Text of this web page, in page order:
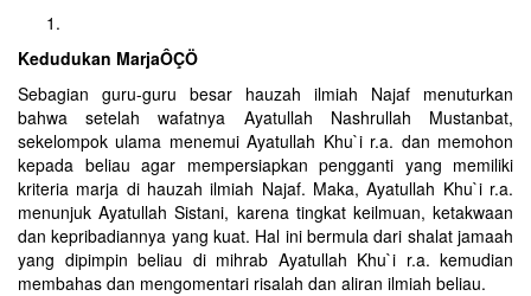
Kedudukan MarjaÔÇÖ
Sebagian guru-guru besar hauzah ilmiah Najaf menuturkan
bahwa setelah wafatnya Ayatullah Nashrullah Mustanbat,
sekelompok ulama menemui Ayatullah Khu`i r.a. dan memohon
kepada beliau agar mempersiapkan pengganti yang memiliki
kriteria marja di hauzah ilmiah Najaf. Maka, Ayatullah Khu`i r.a.
menunjuk Ayatullah Sistani, karena tingkat keilmuan, ketakwaan
dan kepribadiannya yang kuat. Hal ini bermula dari shalat jamaah
yang dipimpin beliau di mihrab Ayatullah Khu`i r.a. kemudian
membahas dan mengomentari risalah dan aliran ilmiah beliau.